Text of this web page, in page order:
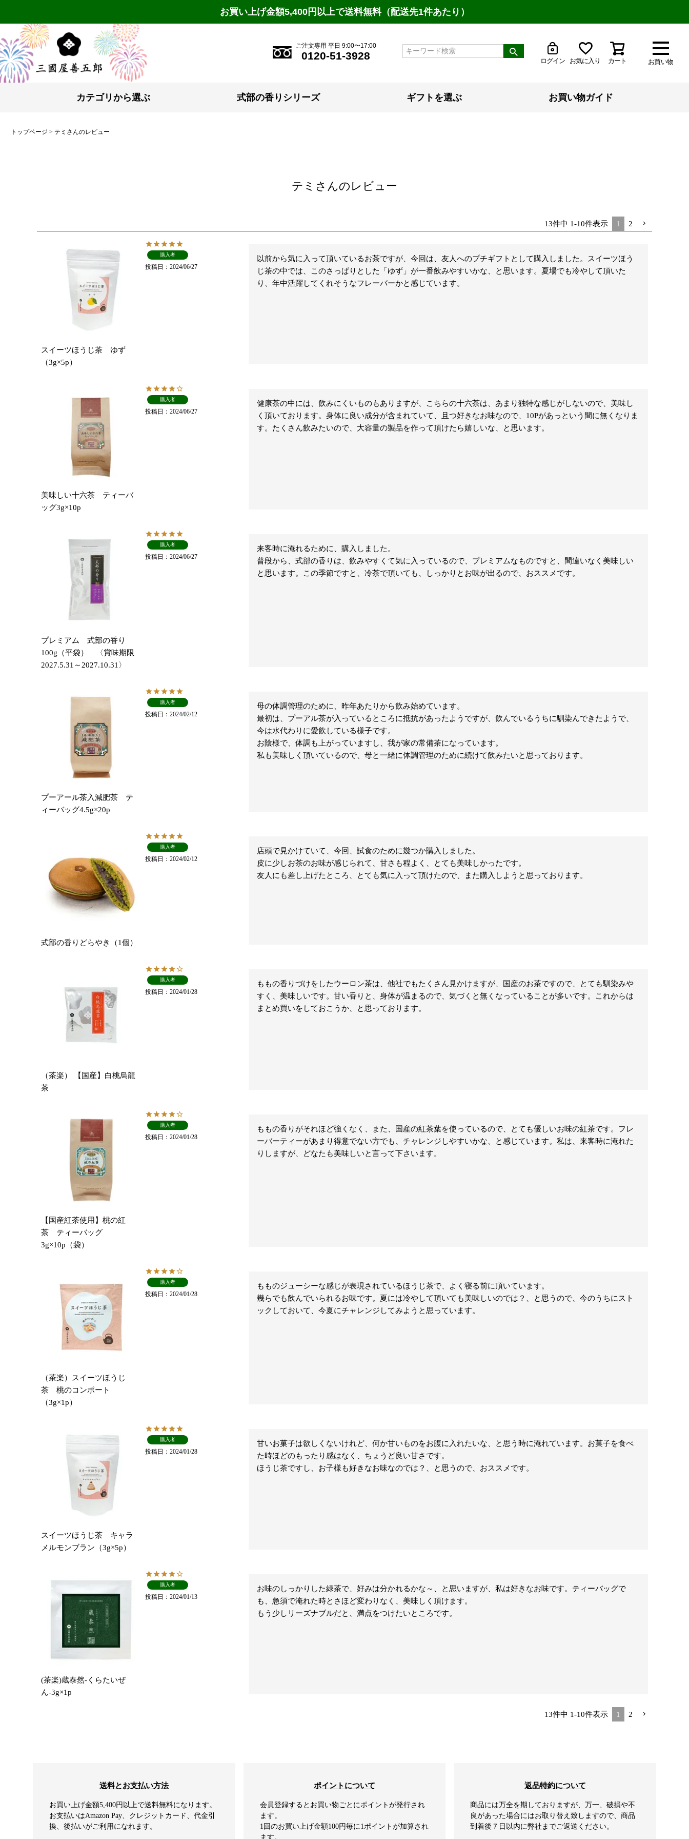
お買い上げ金額5,400円以上で送料無料（配送先1件あたり）
お買い物
ご注文専用 平日 9:00〜17:00
0120-51-3928 ログイン お気に入り カート
カテゴリから選ぶ 式部の香りシリーズ ギフトを選ぶ お買い物ガイド
トップページ テミさんのレビュー
テミさんのレビュー
13件中 1-10件表示 1 2
スイーツほうじ茶 ゆず
（3g×5p）
購入者
投稿日 2024/06/27
以前から気に入って頂いているお茶ですが、今回は、友人へのプチギフトとして購入しました。スイーツほう
じ茶の中では、このさっぱりとした「ゆず」が一番飲みやすいかな、と思います。夏場でも冷やして頂いた
り、年中活躍してくれそうなフレーバーかと感じています。
美味しい十六茶 ティーバ
ッグ3g×10p
購入者
投稿日 2024/06/27
健康茶の中には、飲みにくいものもありますが、こちらの十六茶は、あまり独特な感じがしないので、美味し
く頂いております。身体に良い成分が含まれていて、且つ好きなお味なので、10Pがあっという間に無くなりま
す。たくさん飲みたいので、大容量の製品を作って頂けたら嬉しいな、と思います。
プレミアム 式部の香り
100g（平袋） 〈賞味期限
2027.5.31～2027.10.31〉
購入者
投稿日 2024/06/27
来客時に淹れるために、購入しました。
普段から、式部の香りは、飲みやすくて気に入っているので、プレミアムなものですと、間違いなく美味しい
と思います。この季節ですと、冷茶で頂いても、しっかりとお味が出るので、おススメです。
プーアール茶入減肥茶 テ
ィーバッグ4.5g×20p
購入者
投稿日 2024/02/12
母の体調管理のために、昨年あたりから飲み始めています。
最初は、プーアル茶が入っているところに抵抗があったようですが、飲んでいるうちに馴染んできたようで、
今は水代わりに愛飲している様子です。
お陰様で、体調も上がっていますし、我が家の常備茶になっています。
私も美味しく頂いているので、母と一緒に体調管理のために続けて飲みたいと思っております。
式部の香りどらやき（1個）
購入者
投稿日 2024/02/12
店頭で見かけていて、今回、試食のために幾つか購入しました。
皮に少しお茶のお味が感じられて、甘さも程よく、とても美味しかったです。
友人にも差し上げたところ、とても気に入って頂けたので、また購入しようと思っております。
（茶楽） 【国産】白桃烏龍
茶
購入者
投稿日 2024/01/28
ももの香りづけをしたウーロン茶は、他社でもたくさん見かけますが、国産のお茶ですので、とても馴染みや
すく、美味しいです。甘い香りと、身体が温まるので、気づくと無くなっていることが多いです。これからは
まとめ買いをしておこうか、と思っております。
【国産紅茶使用】桃の紅
茶 ティーバッグ
3g×10p（袋）
購入者
投稿日 2024/01/28
ももの香りがそれほど強くなく、また、国産の紅茶葉を使っているので、とても優しいお味の紅茶です。フレ
ーバーティーがあまり得意でない方でも、チャレンジしやすいかな、と感じています。私は、来客時に淹れた
りしますが、どなたも美味しいと言って下さいます。
（茶楽）スイーツほうじ
茶 桃のコンポート
（3g×1p）
購入者
投稿日 2024/01/28
もものジューシーな感じが表現されているほうじ茶で、よく寝る前に頂いています。
幾らでも飲んでいられるお味です。夏には冷やして頂いても美味しいのでは？、と思うので、今のうちにスト
ックしておいて、今夏にチャレンジしてみようと思っています。
スイーツほうじ茶 キャラ
メルモンブラン（3g×5p）
購入者
投稿日 2024/01/28
甘いお菓子は欲しくないけれど、何か甘いものをお腹に入れたいな、と思う時に淹れています。お菓子を食べ
た時ほどのもったり感はなく、ちょうど良い甘さです。
ほうじ茶ですし、お子様も好きなお味なのでは？、と思うので、おススメです。
(茶楽)蔵泰然-くらたいぜ
ん-3g×1p
購入者
投稿日 2024/01/13
お味のしっかりした緑茶で、好みは分かれるかな～、と思いますが、私は好きなお味です。ティーバッグで
も、急須で淹れた時とさほど変わりなく、美味しく頂けます。
もう少しリーズナブルだと、満点をつけたいところです。
13件中 1-10件表示 1 2
送料とお支払い方法
お買い上げ金額5,400円以上で送料無料になります。
お支払いはAmazon Pay、クレジットカード、代金引
換、後払いがご利用になれます。
ポイントについて
会員登録するとお買い物ごとにポイントが発行され
ます。
1回のお買い上げ金額100円毎に1ポイントが加算され
ます。
返品特約について
商品には万全を期しておりますが、万一、破損や不
良があった場合にはお取り替え致しますので、商品
到着後７日以内に弊社までご返送ください。